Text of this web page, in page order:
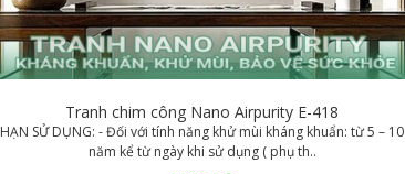
Tranh chim công Nano Airpurity E-418
HẠN SỬ DỤNG: - Đối với tính năng khử mùi kháng khuẩn: từ 5 – 10
năm kể từ ngày khi sử dụng ( phụ th..